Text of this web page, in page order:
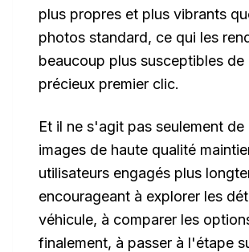
plus propres et plus vibrants
photos standard, ce qui les
beaucoup plus susceptibles de
précieux premier clic.
Et il ne s'agit pas seulement
images de haute qualité
utilisateurs engagés plus
encourageant à explorer les
véhicule, à comparer les
finalement, à passer à l'étape